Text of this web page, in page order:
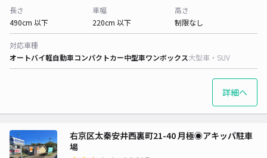
長さ
490cm 以下
車幅
220cm 以下
高さ
制限なし
対応車種
オートバイ軽自動車コンパクトカー中型車ワンボックス大型車・SUV
詳細へ
右京区太秦安井西裏町21-40 月極◉アキッパ駐車
場